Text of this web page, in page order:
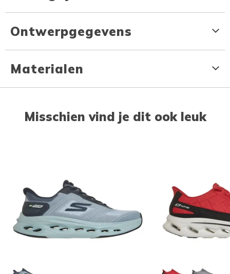
Ontwerpgegevens
Materialen
Misschien vind je dit ook leuk